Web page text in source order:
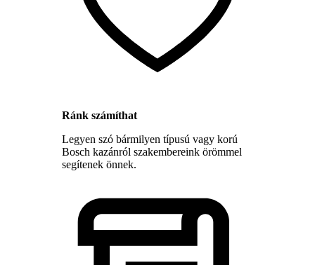
Ránk számíthat
Legyen szó bármilyen típusú vagy korú
Bosch kazánról szakembereink örömmel
segítenek önnek.